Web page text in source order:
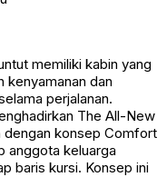
memiliki kabin yang
kenyamanan dan
perjalanan.
The All-New
konsep Comfort
anggota keluarga
baris kursi. Konsep ini